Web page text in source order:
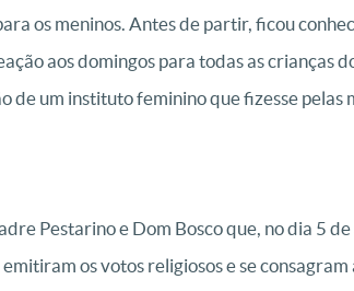
os meninos. Antes de partir, ficou
aos domingos para todas as crianças
de um instituto feminino que fizesse pelas
Pestarino e Dom Bosco que, no dia 5
os votos religiosos e se consagram